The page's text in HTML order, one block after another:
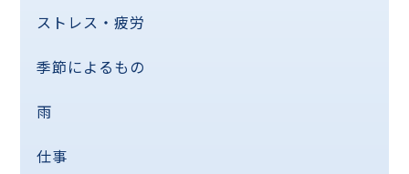
ストレス・疲労
季節によるもの
雨
仕事